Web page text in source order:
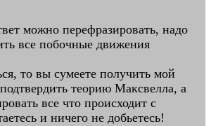
можно перефразировать, надо
все побочные движения
то вы сумеете получить мой
теорию Максвелла, а
все что происходит с
и ничего не добьетесь!